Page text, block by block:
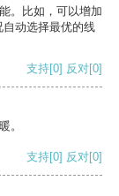
。比如，可以增加
动选择最优的线
支持[0] 反对[0]
。
支持[0] 反对[0]